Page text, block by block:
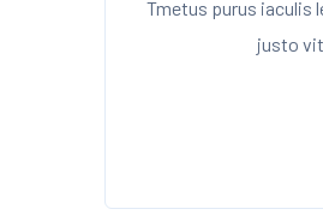
Tmetus purus iaculis
justo